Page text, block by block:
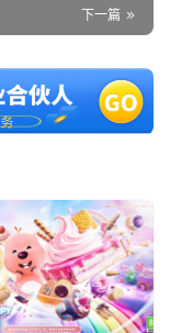
下一篇